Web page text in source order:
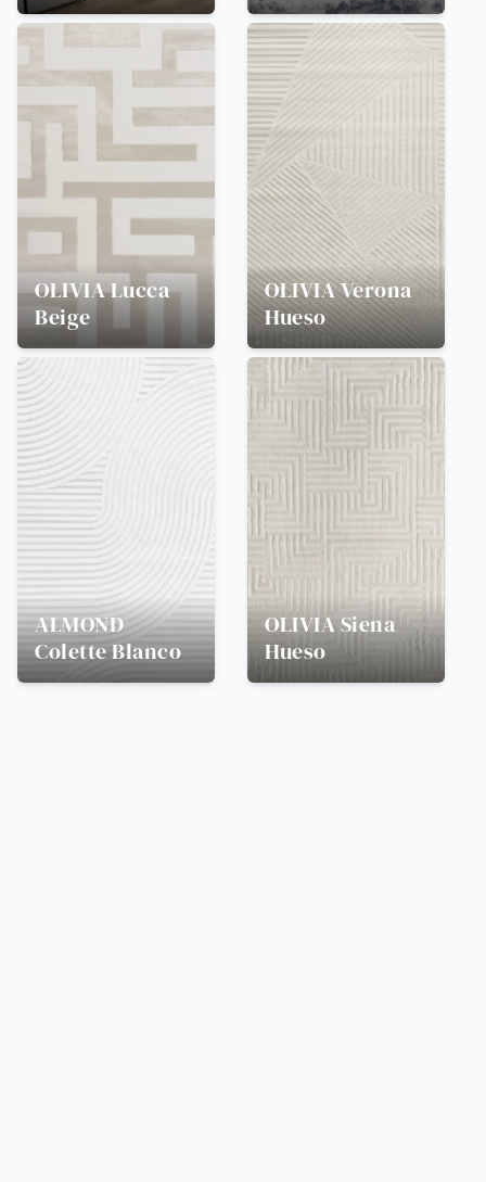
OLIVIALucca
Beige
OLIVIAVerona
Hueso
ALMOND
Colette Blanco
OLIVIASiena
Hueso